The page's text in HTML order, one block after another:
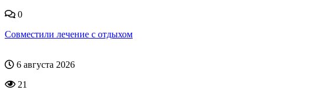
0
Совместили лечение с отдыхом
6 августа 2026
21